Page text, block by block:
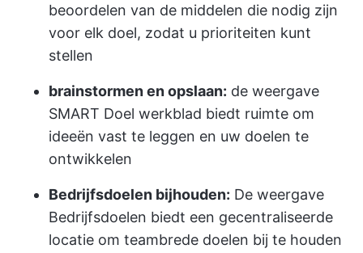
beoordelen van de middelen die nodig zijn
voor elk doel, zodat u prioriteiten kunt
stellen
brainstormen en opslaan: de weergave
SMART Doel werkblad biedt ruimte om
ideeën vast te leggen en uw doelen te
ontwikkelen
Bedrijfsdoelen bijhouden: De weergave
Bedrijfsdoelen biedt een gecentraliseerde
locatie om teambrede doelen bij te houden